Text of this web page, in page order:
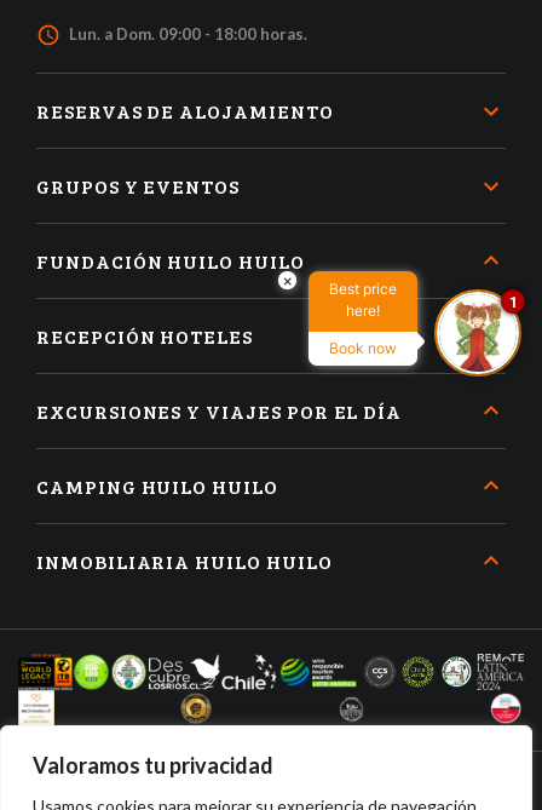
Valoramos tu privacidad
Usamos cookies para mejorar su experiencia de navegación,
access_time Lun. a Dom. 09:00 - 18:00 horas.
RESERVAS DE ALOJAMIENTO
GRUPOS Y EVENTOS
FUNDACIÓN HUILO HUILO
RECEPCIÓN HOTELES
EXCURSIONES Y VIAJES POR EL DÍA
CAMPING HUILO HUILO
INMOBILIARIA HUILO HUILO
×
Best price
here!
Book now
1